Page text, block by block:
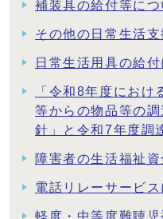
補装具の給付等につ
その他の日常生活
日常生活用具の給付
「令和8年度におけ
等からの物品等の
針」と令和7年度調
障害者の生活福祉
電話リレーサービス